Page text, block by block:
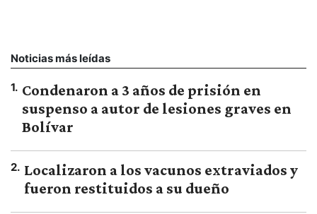
Noticias más leídas
1. Condenaron a 3 años de prisión en
suspenso a autor de lesiones graves en
Bolívar
2. Localizaron a los vacunos extraviados y
fueron restituidos a su dueño